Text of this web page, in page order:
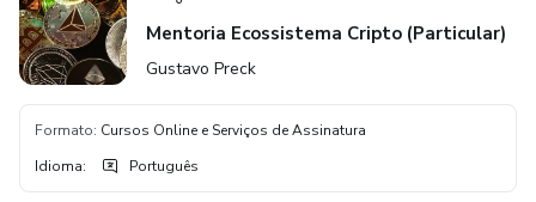
Mentoria Ecossistema Cripto (Particular)
Gustavo Preck
Formato: Cursos Online e Serviços de Assinatura
Idioma: Português